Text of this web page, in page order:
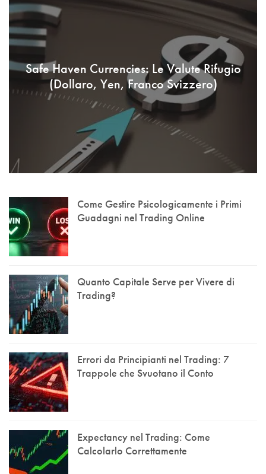
Safe Haven Currencies: Le Valute Rifugio
(Dollaro, Yen, Franco Svizzero)
Come Gestire Psicologicamente i Primi
Guadagni nel Trading Online
Quanto Capitale Serve per Vivere di
Trading?
Errori da Principianti nel Trading: 7
Trappole che Svuotano il Conto
Expectancy nel Trading: Come
Calcolarlo Correttamente